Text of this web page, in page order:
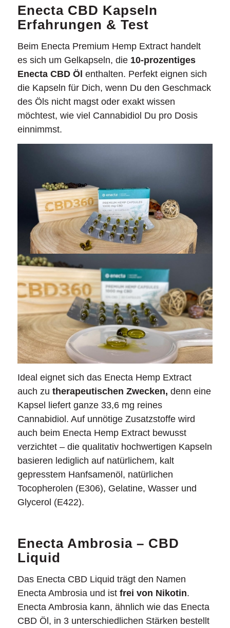
Enecta CBD Kapseln
Erfahrungen & Test
Beim Enecta Premium Hemp Extract handelt
es sich um Gelkapseln, die10-prozentiges
Enecta CBD Öl enthalten. Perfekt eignen sich
die Kapseln für Dich, wenn Du den Geschmack
des Öls nicht magst oder exakt wissen
möchtest, wie viel Cannabidiol Du pro Dosis
einnimmst.
Ideal eignet sich das Enecta Hemp Extract
auch zu therapeutischen Zwecken, denn eine
Kapsel liefert ganze 33,6 mg reines
Cannabidiol. Auf unnötige Zusatzstoffe wird
auch beim Enecta Hemp Extract bewusst
verzichtet – die qualitativ hochwertigen Kapseln
basieren lediglich auf natürlichem, kalt
gepresstem Hanfsamenöl, natürlichen
Tocopherolen (E306), Gelatine, Wasser und
Glycerol (E422).
Enecta Ambrosia – CBD
Liquid
Das Enecta CBD Liquid trägt den Namen
Enecta Ambrosia und istfrei von Nikotin.
Enecta Ambrosia kann, ähnlich wie das Enecta
CBD Öl, in 3 unterschiedlichen Stärken bestellt